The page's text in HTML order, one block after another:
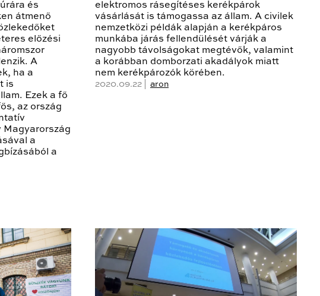
és
átmenő
előzési
A
ha a
is
Ezek a fő
az ország
Magyarország
a
a
elektromos rásegítéses kerékpárok
vásárlását is támogassa az állam. A civilek
nemzetközi példák alapján a kerékpáros
munkába járás fellendülését várják a
nagyobb távolságokat megtévők, valamint
a korábban domborzati akadályok miatt
nem kerékpározók körében.
2020.09.22 | aron